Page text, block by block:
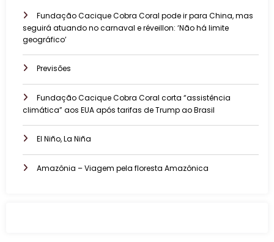
Fundação Cacique Cobra Coral pode ir para China, mas
seguirá atuando no carnaval e réveillon: ‘Não há limite
geográfico’
Previsões
Fundação Cacique Cobra Coral corta “assistência
climática” aos EUA após tarifas de Trump ao Brasil
El Niño, La Niña
Amazônia – Viagem pela floresta Amazônica